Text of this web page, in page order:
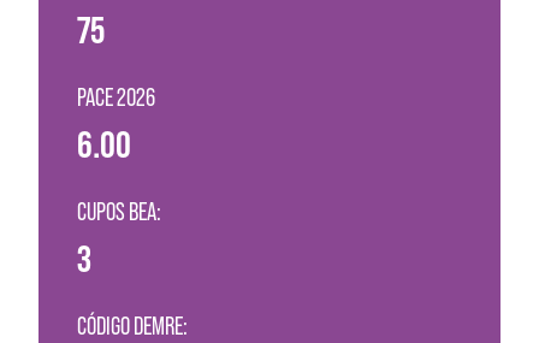
75
PACE 2026
6.00
CUPOS BEA:
3
CÓDIGO DEMRE: